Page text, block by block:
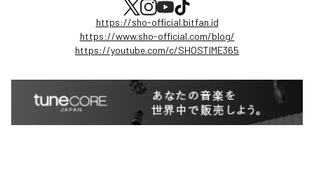
https://sho-official.bitfan.id
https://www.sho-official.com/blog/
https://youtube.com/c/SHOSTIME365